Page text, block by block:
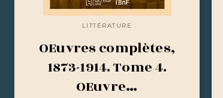
LITTÉRATURE
OEuvres complètes,
1873-1914. Tome 4.
OEuvre…